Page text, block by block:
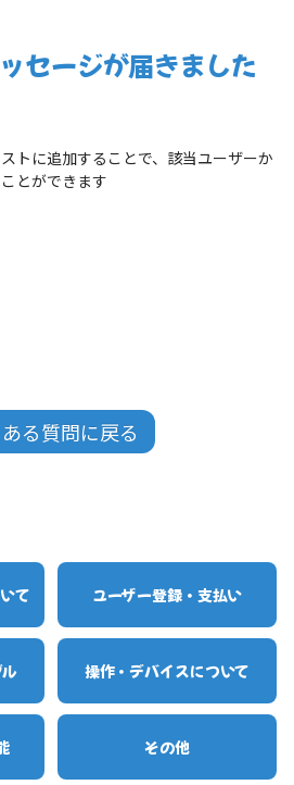
て ユーザー登録・支払い
操作・デバイスについて
その他
セージが届きました
トに追加することで、該当ユーザーか
とができます
る質問に戻る